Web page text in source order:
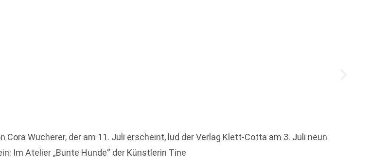
Wucherer, der am 11. Juli erscheint, lud der Verlag Klett-Cotta am 3. Juli neun
Im Atelier „Bunte Hunde“ der Künstlerin Tine